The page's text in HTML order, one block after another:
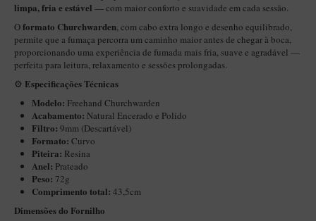
New Rose Polido
Petrus
Piccolo
Premium
Sextavado
Zuccardi
Callia
Encerado
Hobby
Speciale
limpa, fria e estável — com maior conforto e suavidade em cada sessão.
Oformato Churchwarden, com cabo extra longo e desenho equilibrado,
permite que a fumaça percorra um caminho maior antes de chegar à boca,
proporcionando uma experiência de fumada mais fria, suave e agradável —
perfeita para leitura, relaxamento e sessões prolongadas.
⚙️ Especificações Técnicas
Modelo: Freehand Churchwarden
Acabamento: Natural Encerado e Polido
Filtro: 9mm (Descartável)
Formato: Curvo
Piteira: Resina
Anel: Prateado
Peso: 72g
Comprimento total: 43,5cm
Dimensões do Fornilho